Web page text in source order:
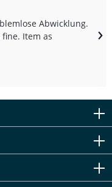
Abwicklung.
Item as
›